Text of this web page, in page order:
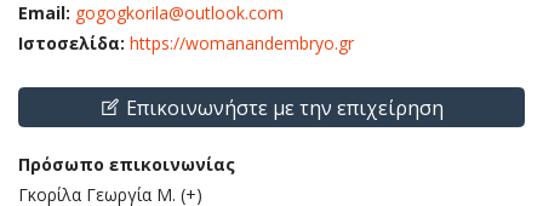
Email: gogogkorila@outlook.com
Ιστοσελίδα: https://womanandembryo.gr
Επικοινωνήστε με την επιχείρηση
Πρόσωπο επικοινωνίας
Γκορίλα Γεωργία Μ. (+)